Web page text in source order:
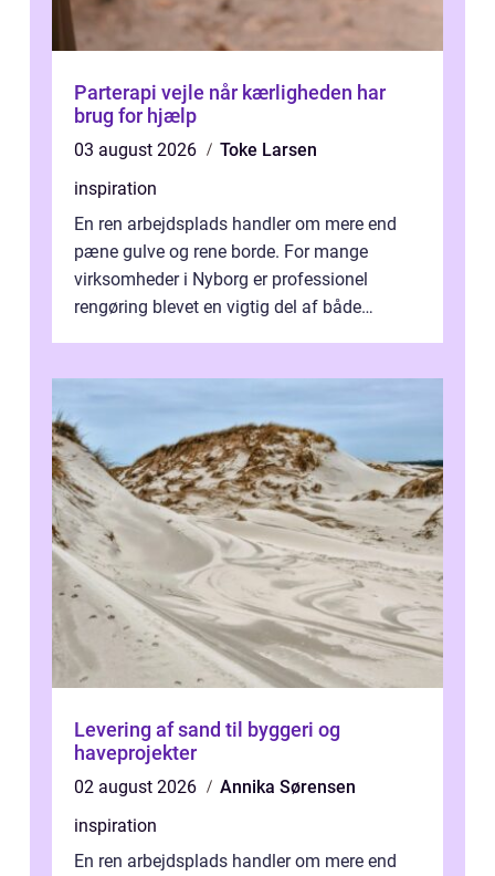
Parterapi vejle når kærligheden har
brug for hjælp
03 august 2026
Toke Larsen
inspiration
En ren arbejdsplads handler om mere end
pæne gulve og rene borde. For mange
virksomheder i Nyborg er professionel
rengøring blevet en vigtig del af både
Levering af sand til byggeri og
haveprojekter
02 august 2026
Annika Sørensen
inspiration
En ren arbejdsplads handler om mere end